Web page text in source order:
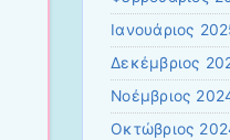
Ιανουάριος
Δεκέμβριος
Νοέμβριος
Οκτώβριος